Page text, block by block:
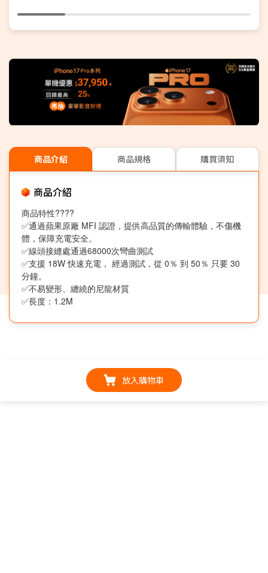
商品介紹 商品規格 購買須知
商品介紹
商品特性????
✅通過蘋果原廠 MFI 認證，提供高品質的傳輸體驗，不傷機
體，保障充電安全。
✅線頭接縫處通過68000次彎曲測試
✅支援 18W 快速充電， 經過測試，從 0％ 到 50％ 只要 30
分鐘。
✅不易變形、纏繞的尼龍材質
✅長度：1.2M
放入購物車